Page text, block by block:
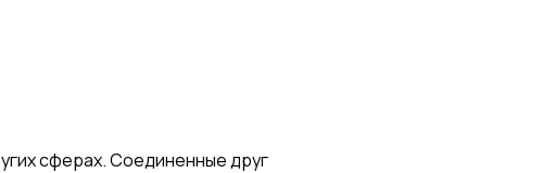
сферах. Соединенные друг